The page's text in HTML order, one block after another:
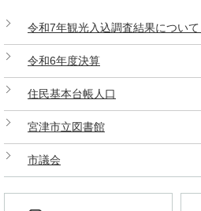
令和7年観光入込調査結果について
令和6年度決算
住民基本台帳人口
宮津市立図書館
市議会